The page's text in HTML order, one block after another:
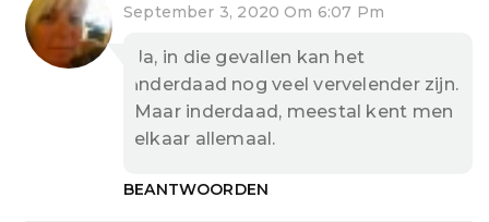
September 3, 2020 Om 6:07 Pm
Ja, in die gevallen kan het
inderdaad nog veel vervelender zijn.
Maar inderdaad, meestal kent men
elkaar allemaal.
BEANTWOORDEN